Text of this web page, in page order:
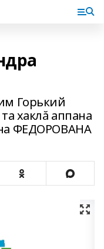
Горький
хаклă аппана
ФЕДОРОВАНА